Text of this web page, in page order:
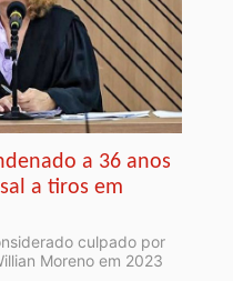
a 36 anos
a tiros em
culpado por
Moreno em 2023